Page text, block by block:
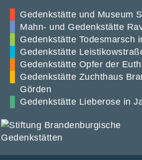
Gedenkstätte und Museum
Mahn- und Gedenkstätte
Gedenkstätte Todesmarsch
Gedenkstätte
Gedenkstätte Opfer der
Gedenkstätte Zuchthaus
Görden
Gedenkstätte Lieberose in